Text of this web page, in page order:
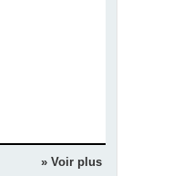
» Voir plus